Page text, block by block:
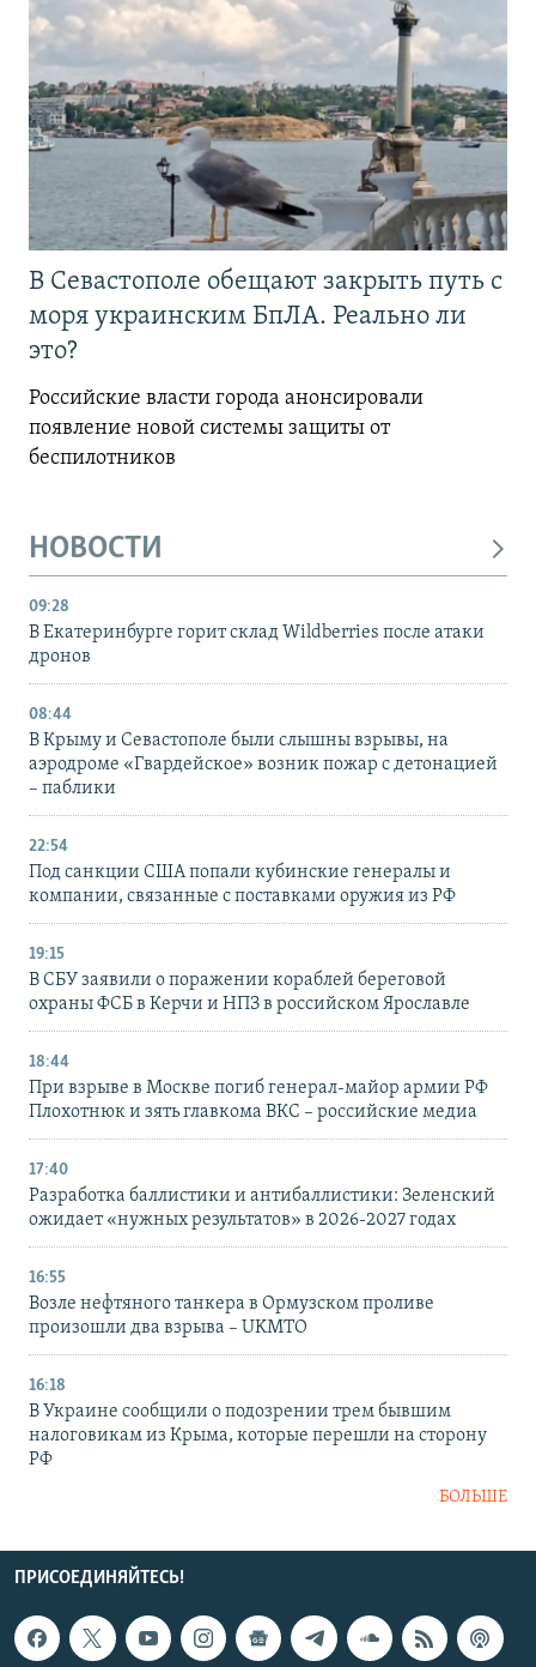
В Севастополе обещают закрыть путь с
моря украинским БпЛА. Реально ли
это?
Российские власти города анонсировали
появление новой системы защиты от
беспилотников
НОВОСТИ
09:28
В Екатеринбурге горит склад Wildberries после атаки
дронов
08:44
В Крыму и Севастополе были слышны взрывы, на
аэродроме «Гвардейское» возник пожар с детонацией
– паблики
22:54
Под санкции США попали кубинские генералы и
компании, связанные с поставками оружия из РФ
19:15
В СБУ заявили о поражении кораблей береговой
охраны ФСБ в Керчи и НПЗ в российском Ярославле
18:44
При взрыве в Москве погиб генерал-майор армии РФ
Плохотнюк и зять главкома ВКС – российские медиа
17:40
Разработка баллистики и антибаллистики: Зеленский
ожидает «нужных результатов» в 2026-2027 годах
16:55
Возле нефтяного танкера в Ормузском проливе
произошли два взрыва – UKMTO
16:18
В Украине сообщили о подозрении трем бывшим
налоговикам из Крыма, которые перешли на сторону
РФ
БОЛЬШЕ
ПРИСОЕДИНЯЙТЕСЬ!